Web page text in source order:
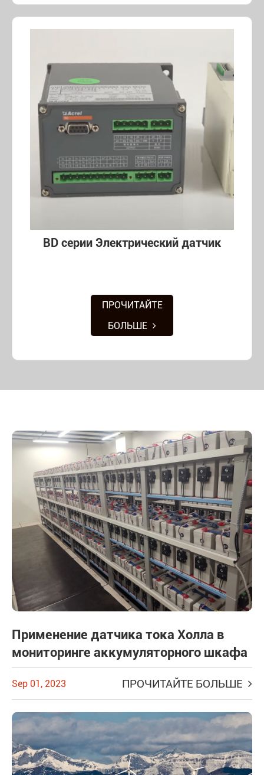
BD серии Электрический датчик
ПРОЧИТАЙТЕ
БОЛЬШЕ
Применение датчика тока Холла в
мониторинге аккумуляторного шкафа
Sep 01, 2023 ПРОЧИТАЙТЕ БОЛЬШЕ